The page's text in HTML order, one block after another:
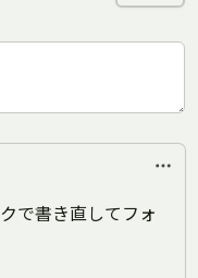
で書き直してフォ